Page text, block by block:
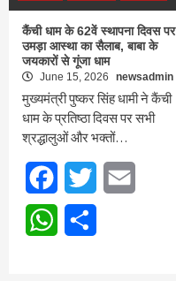
कैंची धाम के 62वें स्थापना दिवस पर
उमड़ा आस्था का सैलाब, बाबा के
जयकारों से गूंजा धाम
June 15, 2026 newsadmin
मुख्यमंत्री पुष्कर सिंह धामी ने कैंची
धाम के प्रतिष्ठा दिवस पर सभी
श्रद्धालुओं और भक्तों…
FacebookTwitter
WhatsApp